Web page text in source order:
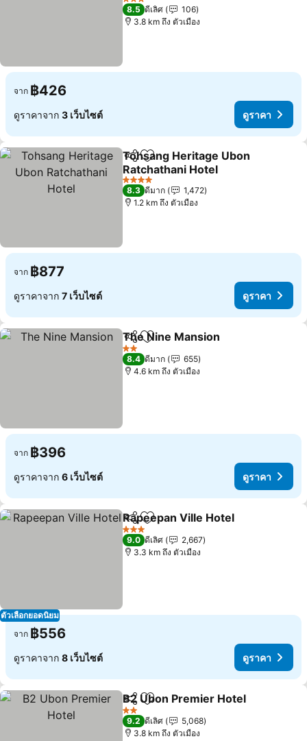
ดูราคา
3 ดาว
8.5 ดีเลิศ
106
3.8 km ถึง ตัวเมือง
จาก ฿426
ดูราคาจาก 3 เว็บไซต์ ดูราคา
แชร์ เพิ่มในรายการโปรด
Tohsang Heritage Ubon
Ratchathani Hotel
ดูราคา
4 ดาว
8.3 ดีมาก
1,472
1.2 km ถึง ตัวเมือง
จาก ฿877
ดูราคาจาก 7 เว็บไซต์ ดูราคา
แชร์ เพิ่มในรายการโปรด
The Nine Mansion
2 ดาว
8.4 ดีมาก
655
4.6 km ถึง ตัวเมือง
จาก ฿396
ดูราคาจาก 6 เว็บไซต์ ดูราคา
ตัวเลือกยอดนิยม
แชร์ เพิ่มในรายการโปรด
Rapeepan Ville Hotel
3 ดาว
9.0 ดีเลิศ
2,667
3.3 km ถึง ตัวเมือง
จาก ฿556
ดูราคาจาก 8 เว็บไซต์ ดูราคา
แชร์ เพิ่มในรายการโปรด
B2 Ubon Premier Hotel
2 ดาว
9.2 ดีเลิศ
5,068
3.8 km ถึง ตัวเมือง